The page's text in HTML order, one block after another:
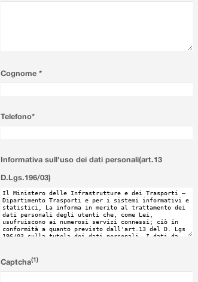
Cognome *
Telefono*
Informativa sull'uso dei dati personali(art.13
D.Lgs.196/03)
Captcha(1)